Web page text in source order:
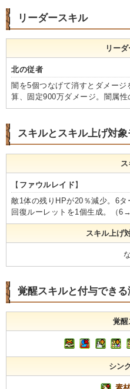
リーダースキル
リー
北の従者
闇を5個つなげて消すとダメー
算、固定900万ダメージ。闇属性
スキルとスキル上げ対
【 ファウルレイド】
敵1体の残りHPが20％減少。6
回復ルーレットを1個生成。（
スキル上げ
覚醒スキルと付与でき
覚醒
シン